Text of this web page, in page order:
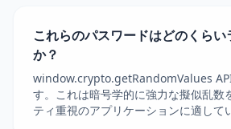
これらのパスワードはどのくら
か？
window.crypto.getRandomValues
す。これは暗号学的に強力な擬似乱数
ティ重視のアプリケーションに適して